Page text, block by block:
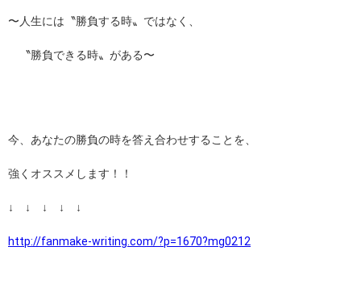
〜人生には〝勝負する時〟ではなく、
〝勝負できる時〟がある〜
今、あなたの勝負の時を答え合わせすることを、
強くオススメします！！
↓ ↓ ↓ ↓ ↓
http://fanmake-writing.com/?p=1670?mg0212